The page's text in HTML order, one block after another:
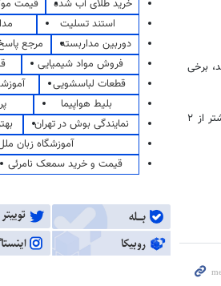
برخی
، به گفته محققان، کسی که حدود ۷۰ کیلوگرم وزن دارد به ۲۱۰ میلی گرم کافئین نیاز دارد که کمی بیشتر از ۲
خرید طلای آب شده
قیمت
استند تسلیت
دوربین مداربسته
مرجع
فروش مواد شیمیایی
قطعات لباسشویی
بلیط هواپیما
نمایندگی بوش در تهران
آموزشگاه زبان
قیمت و خرید سمعک نامرئی